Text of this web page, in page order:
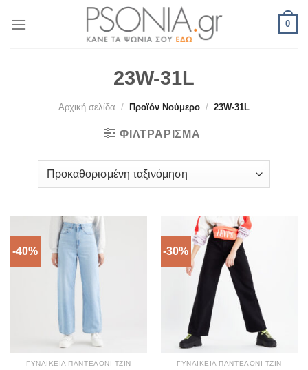
0
23W-31L
Αρχική σελίδα / Προϊόν Νούμερο / 23W-31L
ΦΙΛΤΡΆΡΙΣΜΑ
-40%
ΓΥΝΑΙΚΕΊΑ ΠΑΝΤΕΛΌΝΙ ΤΖΙΝ
-30%
ΓΥΝΑΙΚΕΊΑ ΠΑΝΤΕΛΌΝΙ ΤΖΙΝ